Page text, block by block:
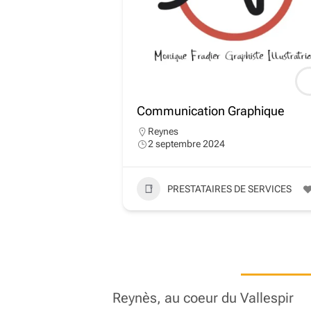
Communication Graphique
Reynes
2 septembre 2024
PRESTATAIRES DE SERVICES
Reynès, au coeur du Vallespir